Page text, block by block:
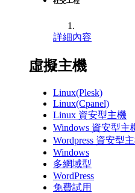
詳細內容
虛擬主機
Linux(Plesk)
Linux(Cpanel)
Linux 資安型主機
Windows 資安型主
Wordpress 資安型
Windows
多網域型
WordPress
免費試用